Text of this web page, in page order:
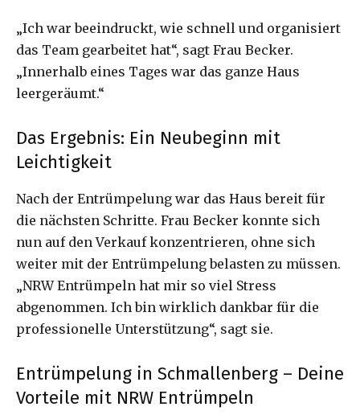
„Ich war beeindruckt, wie schnell und organisiert
das Team gearbeitet hat“, sagt Frau Becker.
„Innerhalb eines Tages war das ganze Haus
leergeräumt.“
Das Ergebnis: Ein Neubeginn mit
Leichtigkeit
Nach der Entrümpelung war das Haus bereit für
die nächsten Schritte. Frau Becker konnte sich
nun auf den Verkauf konzentrieren, ohne sich
weiter mit der Entrümpelung belasten zu müssen.
„NRW Entrümpeln hat mir so viel Stress
abgenommen. Ich bin wirklich dankbar für die
professionelle Unterstützung“, sagt sie.
Entrümpelung in Schmallenberg – Deine
Vorteile mit NRW Entrümpeln